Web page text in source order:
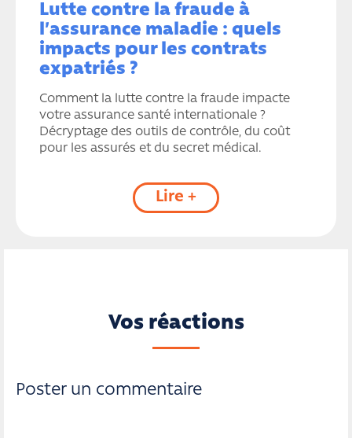
Lutte contre la fraude à
l’assurance maladie : quels
impacts pour les contrats
expatriés ?
Comment la lutte contre la fraude impacte
votre assurance santé internationale ?
Décryptage des outils de contrôle, du coût
pour les assurés et du secret médical.
Lire +
Vos réactions
Poster un commentaire